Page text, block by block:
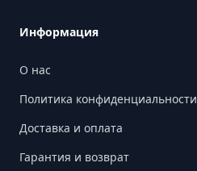
Информация
О нас
Политика конфиденциальности
Доставка и оплата
Гарантия и возврат